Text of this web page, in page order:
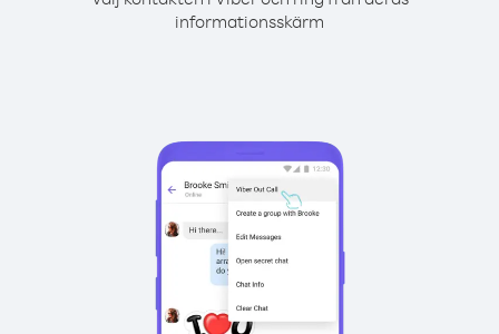
informationsskärm